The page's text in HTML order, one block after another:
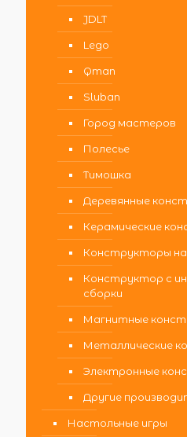
JDLT
Lego
Qman
Sluban
Город мастеров
Полесье
Тимошка
Деревянные
Керамические
Конструкторы на
Конструктор с
сборки
Магнитные
Металлические
Электронные
Другие
Настольные игры